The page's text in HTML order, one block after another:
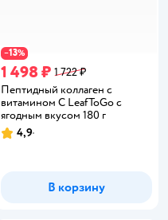
−13%
1 498 ₽ 1 722 ₽
Пептидный коллаген с
витамином С LeafToGo с
ягодным вкусом 180 г
Рейтинг:
4,9
В корзину